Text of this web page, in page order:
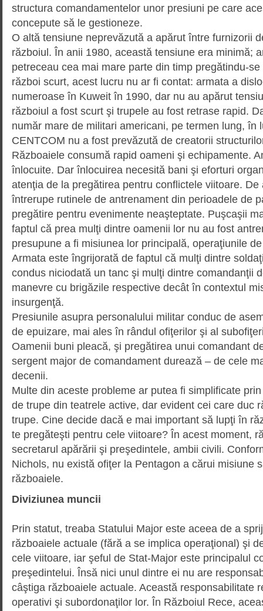
structura coman­damentelor unor presiuni pe care
concepute să le gestioneze.
O altă tensiune neprevăzută a apărut între furnizorii
războiul. În anii 1980, această tensiune era minimă;
petreceau cea mai mare parte din timp pregătindu-
război scurt, acest lucru nu ar fi contat: armata a
numeroase în Kuweit în 1990, dar nu au apărut
războiul a fost scurt şi trupele au fost retrase rapid.
număr mare de militari americani, pe termen lung, în
CENTCOM nu a fost prevăzută de creatorii
Războaiele consumă rapid oameni şi echipamente.
înlocuite. Dar înlocuirea necesită bani şi eforturi
atenţia de la pregătirea pentru conflictele viitoare.
întrerupe rutinele de antre­na­ment din perioadele de
pregătire pentru evenimente neaşteptate. Puşcaşii
faptul că prea mulţi dintre oamenii lor nu au fost
presupune a fi misiunea lor principală, operaţiunile
Armata este îngrijorată de faptul că mulţi dintre
condus niciodată un tanc şi mulţi dintre comandanţii
manevre cu brigăzile respective decât în contextul
insurgenţă.
Presiunile asupra personalului militar conduc de
de epuizare, mai ales în rândul ofiţerilor şi al
Oamenii buni pleacă, şi pre­gătirea unui comandant
sergent major de coman­dament durează – de cele
decenii.
Multe din aceste probleme ar putea fi simplificate
de trupe din teatrele active, dar evident cei care duc
trupe. Cine decide dacă e mai important să lupţi în
te pregăteşti pentru cele viitoare? În acest moment,
secretarul apărării şi preşedintele, ambii civili.
Nichols, nu există ofiţer la Pentagon a cărui misiune
războaiele.
Diviziunea muncii
Prin statut, treaba Statului Major este aceea de a
războaiele actuale (fără a se implica operaţional) şi
cele viitoare, iar şeful de Stat-Major este principalul
preşedintelui. Însă nici unul dintre ei nu are
câştiga războaiele actuale. Această responsabilitate
operativi şi subordonaţilor lor. În Războiul Rece,